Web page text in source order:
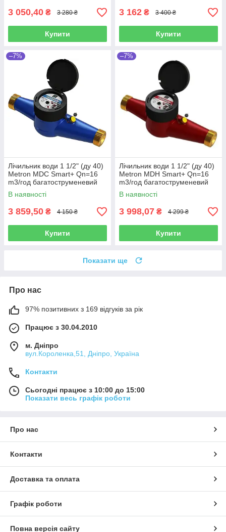
3 050,40 ₴ 3 280 ₴
Купити
3 162 ₴ 3 400 ₴
Купити
–7%
Лічильник води 1 1/2" (ду 40)
Metron MDC Smart+ Qn=16
m3/год багатоструменевий
(Україна)
В наявності
3 859,50 ₴ 4 150 ₴
Купити
–7%
Лічильник води 1 1/2" (ду 40)
Metron MDH Smart+ Qn=16
m3/год багатоструменевий
Україна
В наявності
3 998,07 ₴ 4 299 ₴
Купити
Показати ще
Про нас
97% позитивних з 169 відгуків за рік
Працює з 30.04.2010
м. Дніпро
вул.Короленка,51, Дніпро, Україна
Контакти
Сьогодні працює з 10:00 до 15:00
Показати весь графік роботи
Про нас
Контакти
Доставка та оплата
Графік роботи
Повна версія сайту